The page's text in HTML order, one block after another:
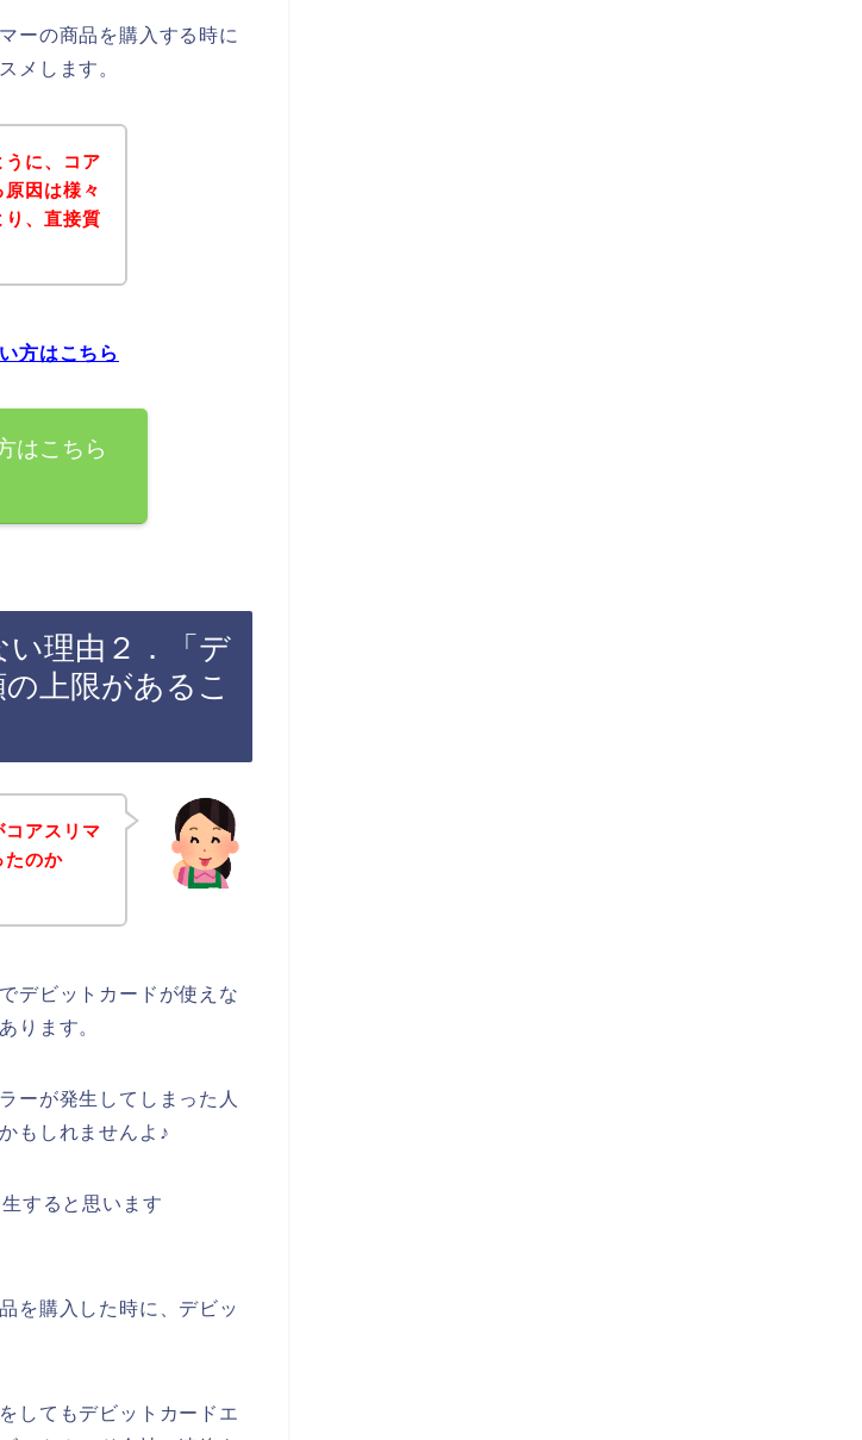
ーの商品を購入する時に
メします。
に、コア
因は様々
、直接質
方はこちら
はこちら
理由２．「デ
上限があるこ
コアスリマ
たのか
デビットカードが使えな
ります。
ーが発生してしまった人
もしれませんよ♪
すると思います
を購入した時に、デビッ
してもデビットカードエ